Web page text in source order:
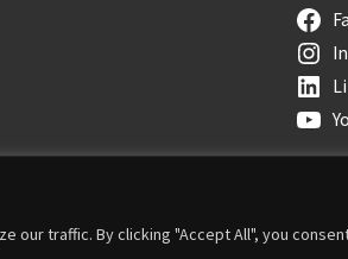
our traffic. By clicking "Accept All", you